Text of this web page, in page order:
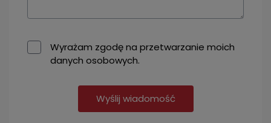
Wyrażam zgodę na przetwarzanie moich
danych osobowych.
Wyślij wiadomość